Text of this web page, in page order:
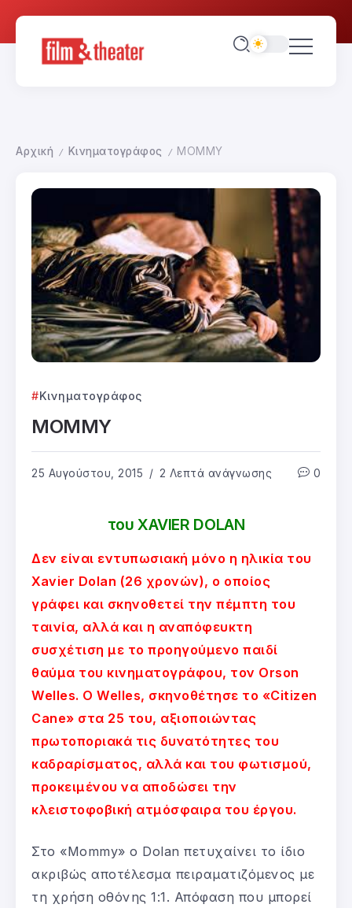
Αρχική / Κινηματογράφος / MOMMY
Κινηματογράφος
MOMMY
25 Αυγούστου, 2015 2 Λεπτά ανάγνωσης 0
του XAVIER DOLAN
Δεν είναι εντυπωσιακή μόνο η ηλικία του
Xavier Dolan (26 χρονών), ο οποίος
γράφει και σκηνοθετεί την πέμπτη του
ταινία, αλλά και η αναπόφευκτη
συσχέτιση με το προηγούμενο παιδί
θαύμα του κινηματογράφου, τον Orson
Welles. Ο Welles, σκηνοθέτησε το «Citizen
Cane» στα 25 του, αξιοποιώντας
πρωτοποριακά τις δυνατότητες του
καδραρίσματος, αλλά και του φωτισμού,
προκειμένου να αποδώσει την
κλειστοφοβική ατμόσφαιρα του έργου.
Στο «Mommy» ο Dolan πετυχαίνει το ίδιο
ακριβώς αποτέλεσμα πειραματιζόμενος με
τη χρήση οθόνης 1:1. Απόφαση που μπορεί